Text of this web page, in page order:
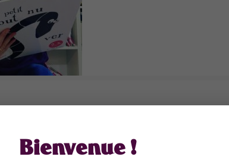
veut dire câlin en anglais et elle ne manque ni de
et de comptines les mercredis matins de nos
Bienvenue !